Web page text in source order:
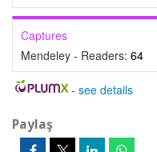
Captures
Mendeley - Readers: 64
- see details
Paylaş